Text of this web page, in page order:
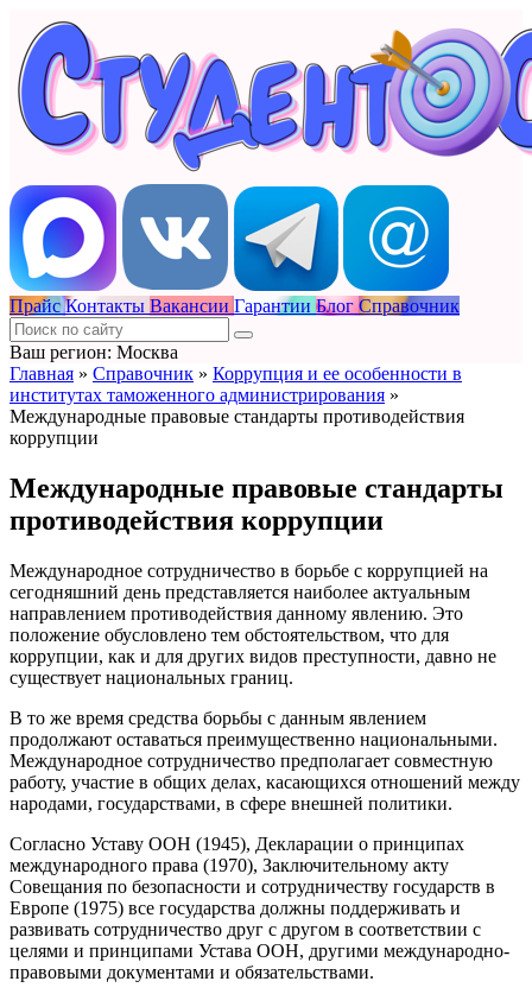
Прайс Контакты Вакансии Гарантии Блог Справочник
Ваш регион: Москва
Главная » Справочник » Коррупция и ее особенности в
институтах таможенного администрирования »
Международные правовые стандарты противодействия
коррупции
Международные правовые стандарты
противодействия коррупции
Международное сотрудничество в борьбе с коррупцией на
сегодняшний день представляется наиболее актуальным
направлением противодействия данному явлению. Это
положение обусловлено тем обстоятельством, что для
коррупции, как и для других видов преступности, давно не
существует национальных границ.
В то же время средства борьбы с данным явлением
продолжают оставаться преимущественно национальными.
Международное сотрудничество предполагает совместную
работу, участие в общих делах, касающихся отношений между
народами, государствами, в сфере внешней политики.
Согласно Уставу ООН (1945), Декларации о принципах
международного права (1970), Заключительному акту
Совещания по безопасности и сотрудничеству государств в
Европе (1975) все государства должны поддерживать и
развивать сотрудничество друг с другом в соответствии с
целями и принципами Устава ООН, другими международно-
правовыми документами и обязательствами.